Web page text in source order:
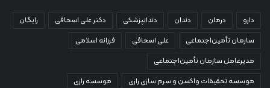
دارو درمان دندان دندانپزشکی دکتر علی اسحاقی
رایگان
سازمان تأمین‌اجتماعی
علی اسحاقی
فرزانه اسلامی
مدیرعامل سازمان تأمین‌اجتماعی
موسسه تحقیقات واکسن و سرم سازی رازی
موسسه رازی